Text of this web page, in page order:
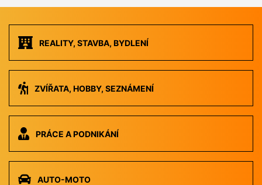
REALITY, STAVBA, BYDLENÍ
ZVÍŘATA, HOBBY, SEZNÁMENÍ
PRÁCE A PODNIKÁNÍ
AUTO-MOTO